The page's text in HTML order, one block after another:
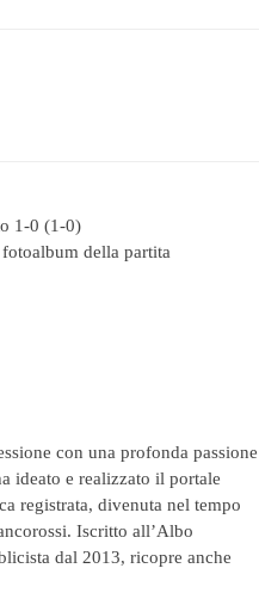
1-0 (1-0)
della partita
con una profonda passione
ideato e realizzato il portale
registrata, divenuta nel tempo
Iscritto all’Albo
dal 2013, ricopre anche